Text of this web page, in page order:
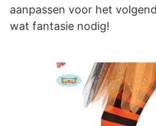
aanpassen voor het
wat fantasie nodig!